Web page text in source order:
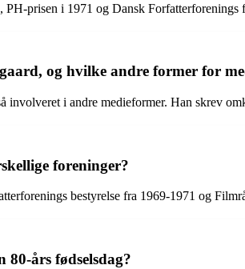
prisen i 1971 og Dansk
og hvilke andre former for
involveret i andre medieformer. Han skrev
foreninger?
bestyrelse fra 1969-1971 og
års fødselsdag?